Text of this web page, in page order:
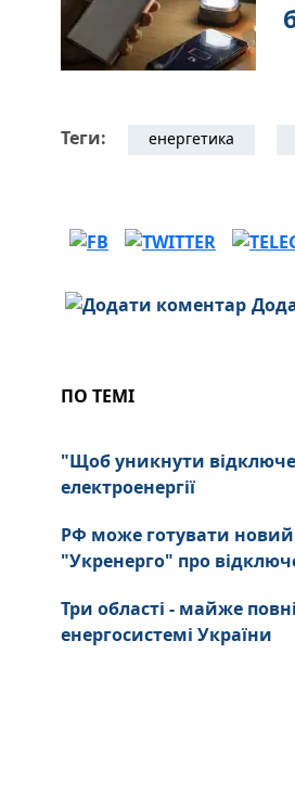
Теги: енергетика
ПО ТЕМІ
"Щоб уникнути
електроенергії
РФ може готувати новий
"Укренерго" про
Три області - майже
енергосистемі України